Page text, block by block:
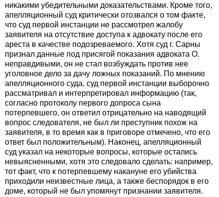
никакими убедительными доказательствами. Кроме того,
апелляционный суд критически отозвался о том факте,
что суд первой инстанции не рассмотрел жалобу
заявителя на отсутствие доступа к адвокату после его
ареста в качестве подозреваемого. Хотя суд г. Сарны
признал данные под присягой показания адвоката О.
неправдивыми, он не стал возбуждать против нее
уголовное дело за дачу ложных показаний. По мнению
апелляционного суда, суд первой инстанции выборочно
рассматривал и интерпретировал информацию (так,
согласно протоколу первого допроса сына
потерпевшего, он ответил отрицательно на наводящий
вопрос следователя, не был ли преступник похож на
заявителя, в то время как в приговоре отмечено, что его
ответ был положительным). Наконец, апелляционный
суд указал на некоторые вопросы, которые остались
невыясненными, хотя это следовало сделать: например,
тот факт, что к потерпевшему накануне его убийства
приходили неизвестные лица, а также беспорядок в его
доме, который не был упомянут признании заявителя.